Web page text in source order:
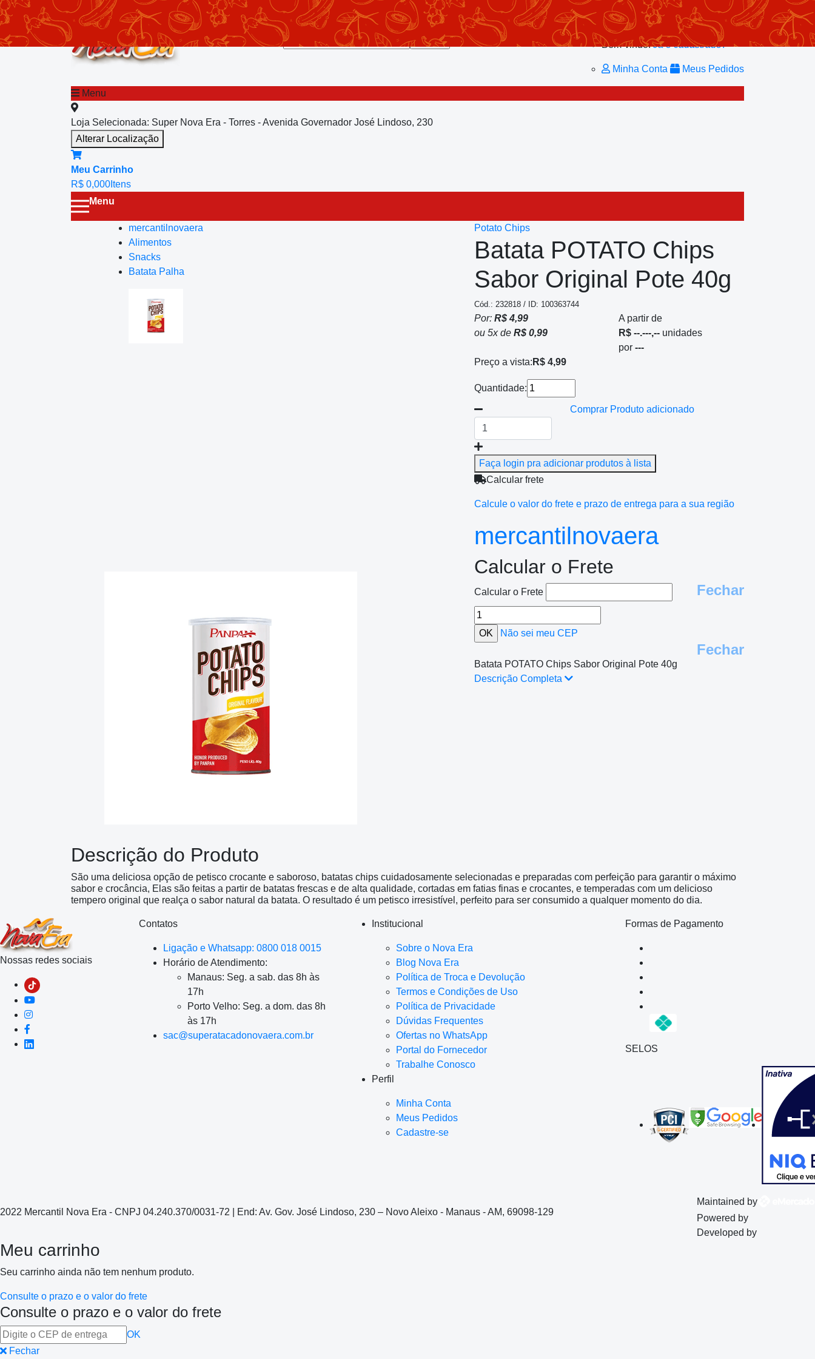
Repetir Pedido
Minha Conta
Bem-vindo!Já é cadastrado?
Minha Conta Meus Pedidos
Menu
Loja Selecionada: Super Nova Era - Torres - Avenida Governador José Lindoso, 230
Alterar Localização
Meu Carrinho
R$ 0,000 Itens
Menu
mercantilnovaera
Alimentos
Snacks
Batata Palha
Potato Chips
Batata POTATO Chips
Sabor Original Pote 40g
Cód.: 232818 / ID: 100363744
Por: R$ 4,99
ou 5xde R$ 0,99
Preço a vista: R$ 4,99
A partir de
R$ --.---,--unidades
por ---
Quantidade:
Comprar Produto adicionado
Faça login pra adicionar produtos à lista
Calcular frete
Calcule o valor do frete e prazo de entrega para a sua região
mercantilnovaera
Calcular o Frete
Fechar
Calcular o Frete
Não sei meu CEP
Fechar
Batata POTATO Chips Sabor Original Pote 40g
Descrição Completa
Descrição do Produto
São uma deliciosa opção de petisco crocante e saboroso, batatas chips cuidadosamente selecionadas e preparadas com perfeição para garantir o máximo
sabor e crocância, Elas são feitas a partir de batatas frescas e de alta qualidade, cortadas em fatias finas e crocantes, e temperadas com um delicioso
tempero original que realça o sabor natural da batata. O resultado é um petisco irresistível, perfeito para ser consumido a qualquer momento do dia.
Nossas redes sociais
Contatos
Ligação e Whatsapp: 0800 018 0015
Horário de Atendimento:
Manaus: Seg. a sab. das 8h às
17h
Porto Velho: Seg. a dom. das 8h
às 17h
sac@superatacadonovaera.com.br
Institucional
Sobre o Nova Era
Blog Nova Era
Política de Troca e Devolução
Termos e Condições de Uso
Política de Privacidade
Dúvidas Frequentes
Ofertas no WhatsApp
Portal do Fornecedor
Trabalhe Conosco
Perfil
Minha Conta
Meus Pedidos
Cadastre-se
Formas de Pagamento
SELOS
2022 Mercantil Nova Era - CNPJ 04.240.370/0031-72 | End: Av. Gov. José Lindoso, 230 – Novo Aleixo - Manaus - AM, 69098-129
Maintained by
Powered by
Developed by
Meu carrinho
Seu carrinho ainda não tem nenhum produto.
Consulte o prazo e o valor do frete
Consulte o prazo e o valor do frete
OK
Fechar